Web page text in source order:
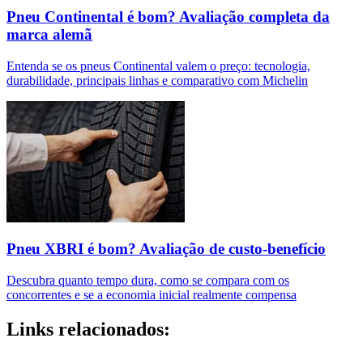
Pneu Continental é bom? Avaliação completa da
marca alemã
Entenda se os pneus Continental valem o preço: tecnologia,
durabilidade, principais linhas e comparativo com Michelin
Pneu XBRI é bom? Avaliação de custo-benefício
Descubra quanto tempo dura, como se compara com os
concorrentes e se a economia inicial realmente compensa
Links relacionados: